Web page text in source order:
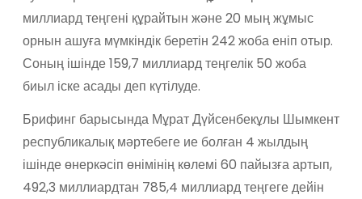
миллиард теңгені құрайтын және 20 мың жұмыс
орнын ашуға мүмкіндік беретін 242 жоба еніп отыр.
Соның ішінде 159,7 миллиард теңгелік 50 жоба
биыл іске асады деп күтілуде.
Брифинг барысында Мұрат Дүйсенбекұлы Шымкент
республикалық мәртебеге ие болған 4 жылдың
ішінде өнеркәсіп өнімінің көлемі 60 пайызға артып,
492,3 миллиардтан 785,4 миллиард теңгеге дейін